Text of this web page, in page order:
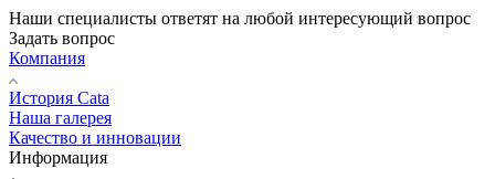
Наши специалисты ответят на любой интересующий вопрос
Задать вопрос
Компания
История Cata
Наша галерея
Качество и инновации
Информация